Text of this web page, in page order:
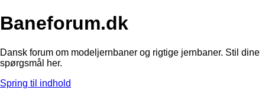
Baneforum.dk
Dansk forum om modeljernbaner og rigtige jernbaner. Stil dine
spørgsmål her.
Spring til indhold